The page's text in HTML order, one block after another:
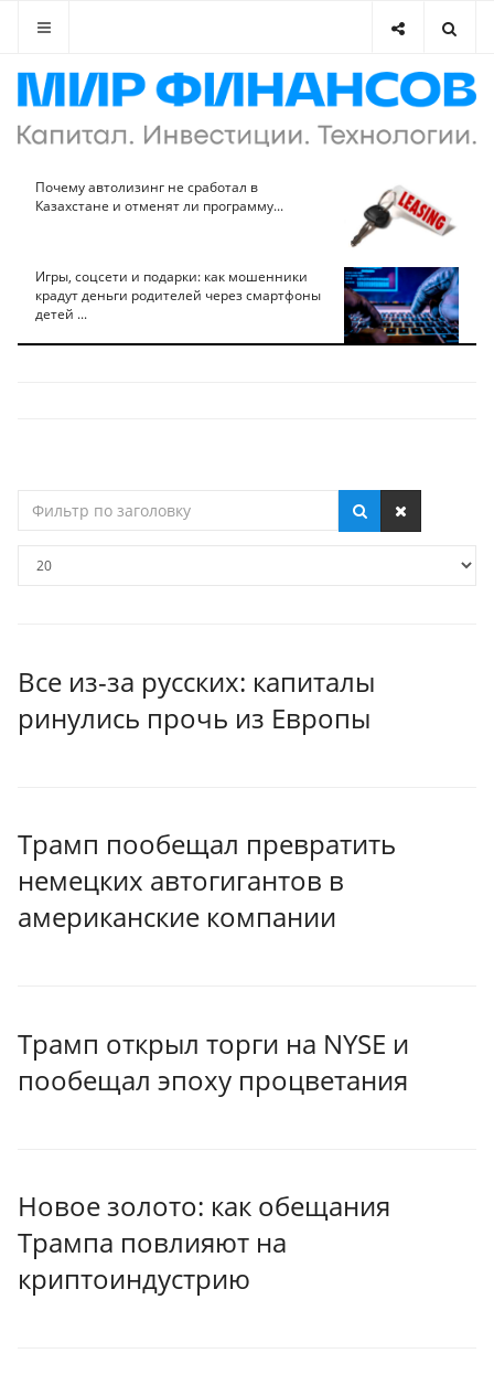
Почему автолизинг не сработал в
Казахстане и отменят ли программу...
Игры, соцсети и подарки: как мошенники
крадут деньги родителей через смартфоны
детей ...
по
Все из-за русских: капиталы
ринулись прочь из Европы
Трамп пообещал превратить
немецких автогигантов в
американские компании
Трамп открыл торги на NYSE и
пообещал эпоху процветания
Новое золото: как обещания
Трампа повлияют на
криптоиндустрию